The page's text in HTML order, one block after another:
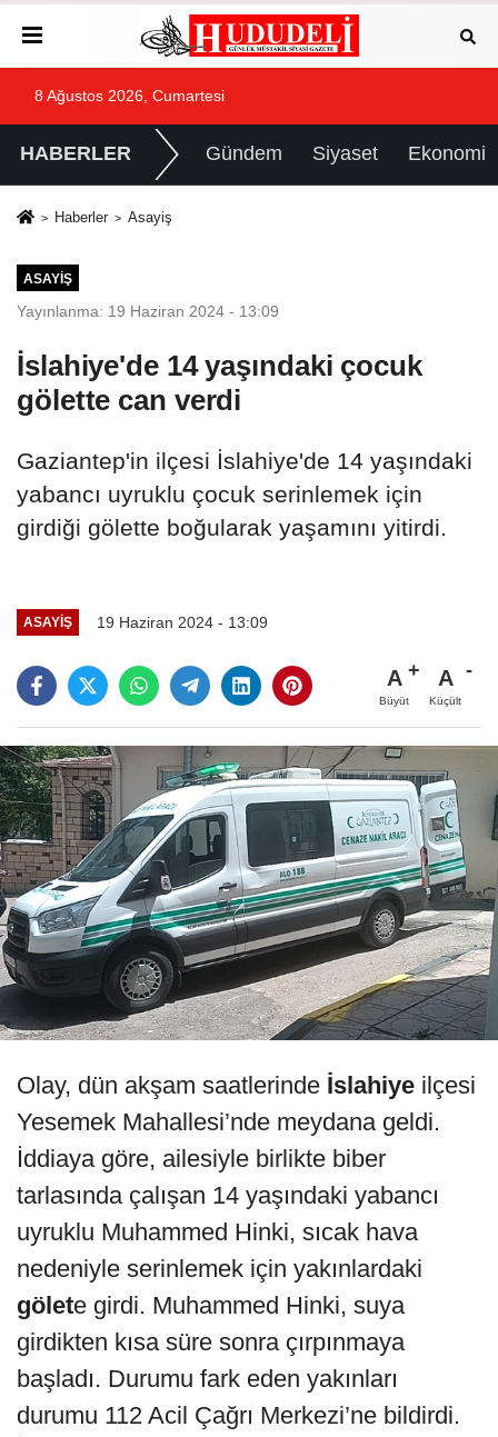
8 Ağustos 2026, Cumartesi
HABERLER Gündem Siyaset Ekonomi
Haberler Asayiş
ASAYIŞ
Yayınlanma: 19 Haziran 2024 - 13:09
İslahiye'de 14 yaşındaki çocuk
gölette can verdi
Gaziantep'in ilçesi İslahiye'de 14 yaşındaki
yabancı uyruklu çocuk serinlemek için
girdiği gölette boğularak yaşamını yitirdi.
ASAYIŞ 19 Haziran 2024 - 13:09
A
Büyüt
A
Küçült
Olay, dün akşam saatlerinde İslahiye ilçesi
Yesemek Mahallesi’nde meydana geldi.
İddiaya göre, ailesiyle birlikte biber
tarlasında çalışan 14 yaşındaki yabancı
uyruklu Muhammed Hinki, sıcak hava
nedeniyle serinlemek için yakınlardaki
gölete girdi. Muhammed Hinki, suya
girdikten kısa süre sonra çırpınmaya
başladı. Durumu fark eden yakınları
durumu 112 Acil Çağrı Merkezi’ne bildirdi.